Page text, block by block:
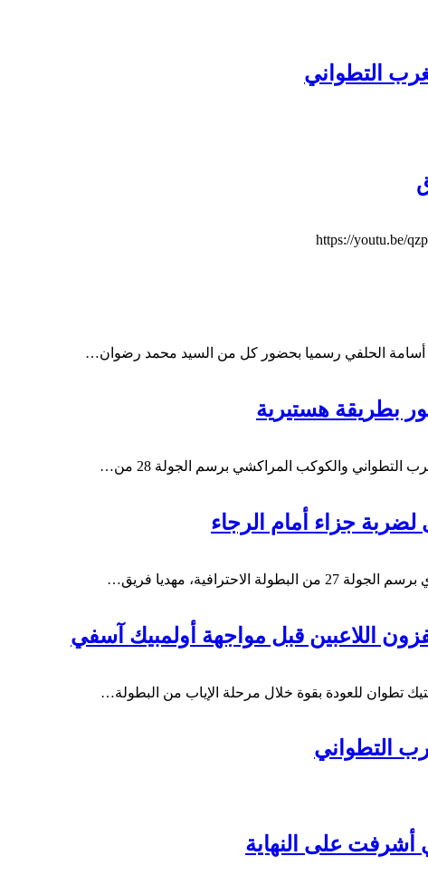
التطواني
https://youtu.be/
بطريقة هستيرية
والكوكب المراكشي برسم الجولة 28 من…
جزاء أمام الرجاء
مهديا فريق…
اللاعبين قبل مواجهة أولمبيك آسفي
تطوان للعودة بقوة خلال مرحلة الإياب من البطولة…
التطواني
أشرفت على النهاية